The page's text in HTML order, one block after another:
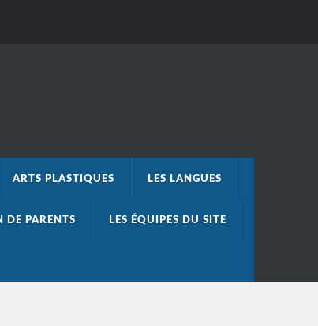
ARTS PLASTIQUES LES LANGUES
DE PARENTS LES ÉQUIPES DU SITE